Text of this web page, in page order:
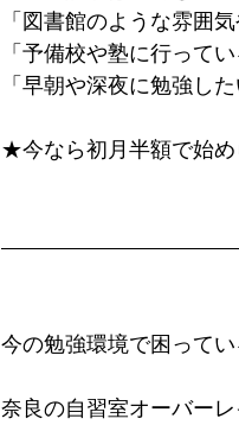
「図書館のような雰囲
「予備校や塾に行って
「早朝や深夜に勉強した
★今なら初月半額で始
今の勉強環境で困って
奈良の自習室オーバー